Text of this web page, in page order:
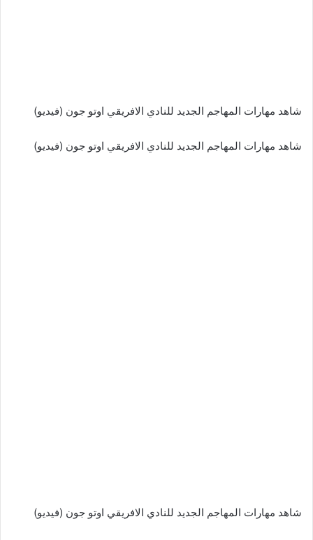
شاهد مهارات المهاجم الجديد للنادي الافريقي اوتو جون (فيديو)
شاهد مهارات المهاجم الجديد للنادي الافريقي اوتو جون (فيديو)
شاهد مهارات المهاجم الجديد للنادي الافريقي اوتو جون (فيديو)